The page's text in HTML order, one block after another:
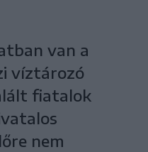
van a
víztározó
fiatalok
nem